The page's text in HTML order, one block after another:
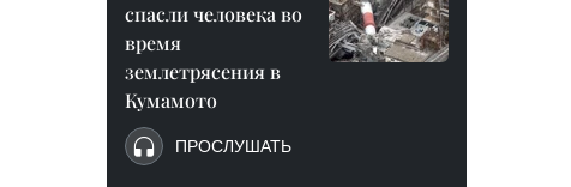
спасли человека во
время
землетрясения в
Кумамото
ПРОСЛУШАТЬ